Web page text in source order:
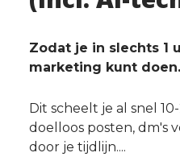
Zodat je in slechts 1
marketing kunt doen.
Dit scheelt je al snel
doelloos posten, dm's
door je tijdlijn....